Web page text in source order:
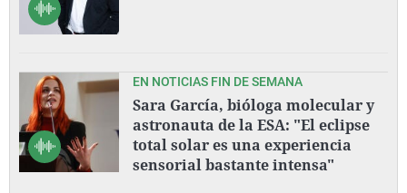
EN NOTICIAS FIN DE SEMANA
Sara García, bióloga molecular y
astronauta de la ESA: "El eclipse
total solar es una experiencia
sensorial bastante intensa"